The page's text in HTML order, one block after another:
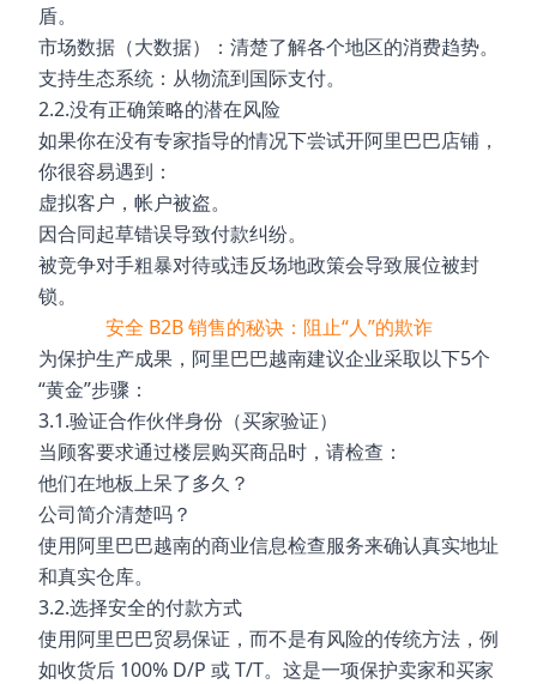
盾。
市场数据（大数据）：清楚了解各个地区的消费趋势。
支持生态系统：从物流到国际支付。
2.2.没有正确策略的潜在风险
如果你在没有专家指导的情况下尝试开阿里巴巴店铺，
你很容易遇到：
虚拟客户，帐户被盗。
因合同起草错误导致付款纠纷。
被竞争对手粗暴对待或违反场地政策会导致展位被封
锁。
安全 B2B 销售的秘诀：阻止“人”的欺诈
为保护生产成果，阿里巴巴越南建议企业采取以下5个
“黄金”步骤：
3.1.验证合作伙伴身份（买家验证）
当顾客要求通过楼层购买商品时，请检查：
他们在地板上呆了多久？
公司简介清楚吗？
使用阿里巴巴越南的商业信息检查服务来确认真实地址
和真实仓库。
3.2.选择安全的付款方式
使用阿里巴巴贸易保证，而不是有风险的传统方法，例
如收货后 100% D/P 或 T/T。这是一项保护卖家和买家